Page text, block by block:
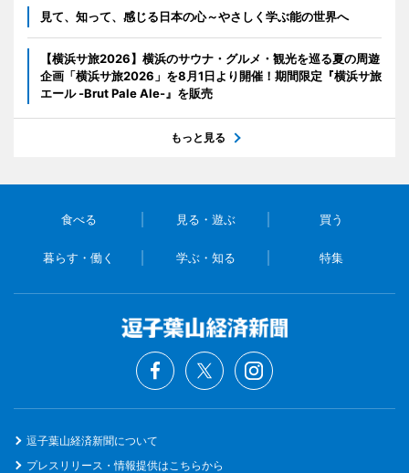
見て、知って、感じる日本の心～やさしく学ぶ能の世界へ
【横浜サ旅2026】横浜のサウナ・グルメ・観光を巡る夏の周遊
企画「横浜サ旅2026」を8月1日より開催！期間限定『横浜サ旅
エール -Brut Pale Ale-』を販売
もっと見る
食べる 見る・遊ぶ 買う
暮らす・働く 学ぶ・知る 特集
逗子葉山経済新聞について
プレスリリース・情報提供はこちらから